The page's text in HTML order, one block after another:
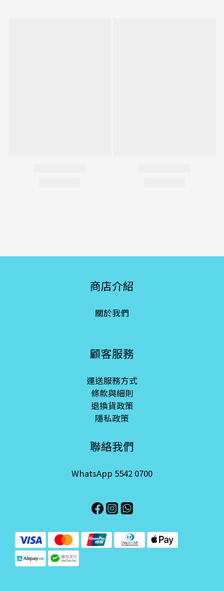
商店介紹
關於我們
顧客服務
運送服務方式
條款與細則
退換貨政策
隱私政策
聯絡我們
WhatsApp 5542 0700